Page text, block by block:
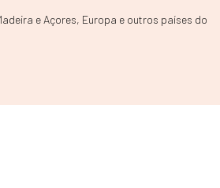
com múltiplos
regulares e torneios
e Açores, Europa e outros países do